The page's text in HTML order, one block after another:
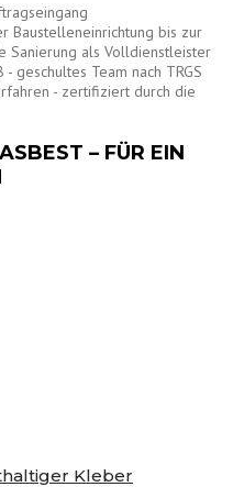
Baustelleneinrichtung bis zur
Sanierung als Volldienstleister
geschultes Team nach TRGS
- zertifiziert durch die
– FÜR EIN
Kleber